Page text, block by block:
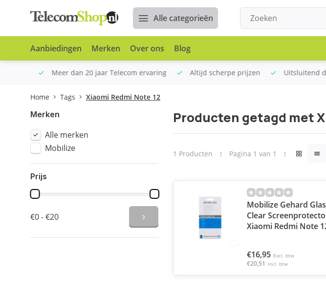
Alle categorieën
Aanbiedingen Merken Over ons Blog
Meer dan 20 jaar Telecom ervaring Altijd scherpe prijzen Uitsluitend de
Home Tags Xiaomi Redmi Note 12
Merken
Alle merken
Mobilize
Prijs
€0 - €20
Producten getagd met
1 Producten Pagina 1 van 1
Mobilize Gehard Glas
Clear
Xiaomi Redmi Note
€16,95 Excl. btw
€20,51 Incl. btw